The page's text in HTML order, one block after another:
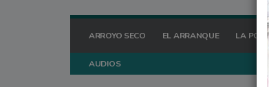
ARROYO SECO EL ARRANQUE LA
AUDIOS